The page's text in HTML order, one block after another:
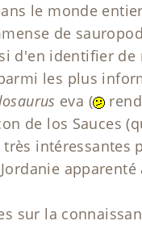
le monde
de
d'en identifier
les plus
eva (
de los Sauces
intéressantes
sur la